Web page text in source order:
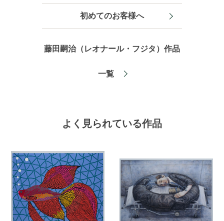
初めてのお客様へ
藤田嗣治（レオナール・フジタ）作品
一覧
よく見られている作品